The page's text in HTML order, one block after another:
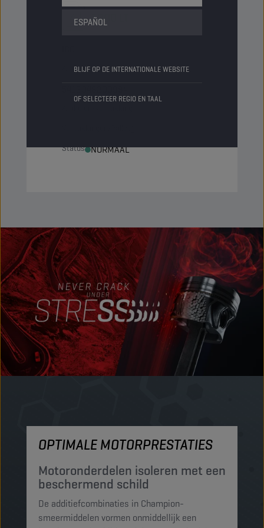
ESPAÑOL
BLIJF OP DE INTERNATIONALE WEBSITE
OF SELECTEER REGIO EN TAAL
1000 LT
Artikelcode 8200984
Status NORMAAL
OPTIMALE MOTORPRESTATIES
Motoronderdelen isoleren met een
beschermend schild
De additiefcombinaties in Champion-
smeermiddelen vormen onmiddellijk een